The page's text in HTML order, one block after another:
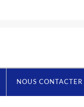
NOUS CONTACTER